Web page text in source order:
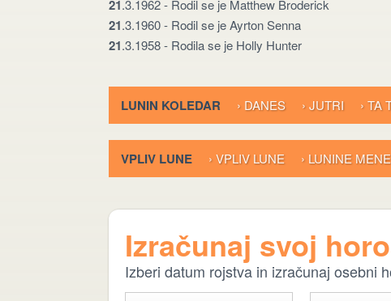
21.3.1962 - Rodil se je Matthew Broderick
21.3.1960 - Rodil se je Ayrton Senna
21.3.1958 - Rodila se je Holly Hunter
LUNIN KOLEDAR › DANES › JUTRI › TA
VPLIV LUNE › VPLIV LUNE › LUNINE MENE
Izračunaj svoj
Izberi datum rojstva in izračunaj osebni